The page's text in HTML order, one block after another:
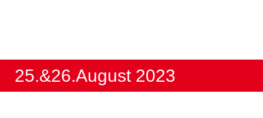
25.&26.August 2023